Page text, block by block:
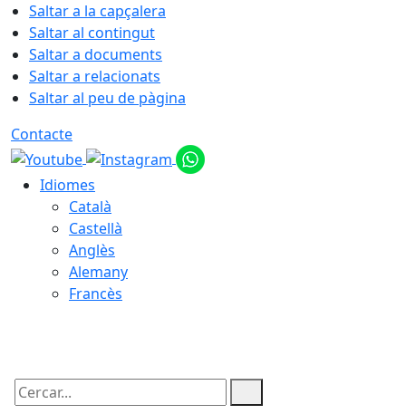
Saltar a la capçalera
Saltar al contingut
Saltar a documents
Saltar a relacionats
Saltar al peu de pàgina
Contacte
Idiomes
Català
Castellà
Anglès
Alemany
Francès
Cercar: